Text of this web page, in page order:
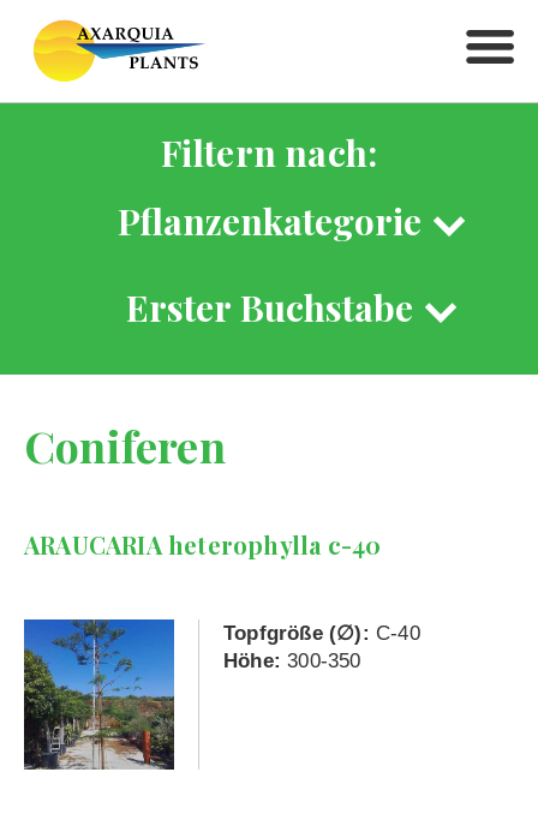
Filtern nach:
Pflanzenkategorie
Erster Buchstabe
Coniferen
ARAUCARIA heterophylla c-40
Topfgröße (∅): C-40
Höhe: 300-350